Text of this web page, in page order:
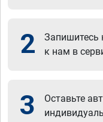
2
Запишитесь
к нам в
3
Оставьте